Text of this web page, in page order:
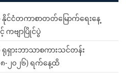
င်ငံတကာစာတတ်မြောက်ရေးနေ့
ကဗျာပြိုင်ပွဲ
ရှားဘာသာစကားသင်တန်း
၈-၂၀၂၆) ရက်နေ့ထိ